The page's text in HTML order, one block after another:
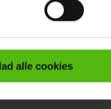
Vi indsamler data
alle cookies